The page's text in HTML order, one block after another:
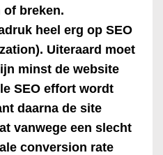
of breken.
heel erg op SEO
Uiteraard moet
minst de website
SEO effort wordt
daarna de site
vanwege een slecht
conversion rate